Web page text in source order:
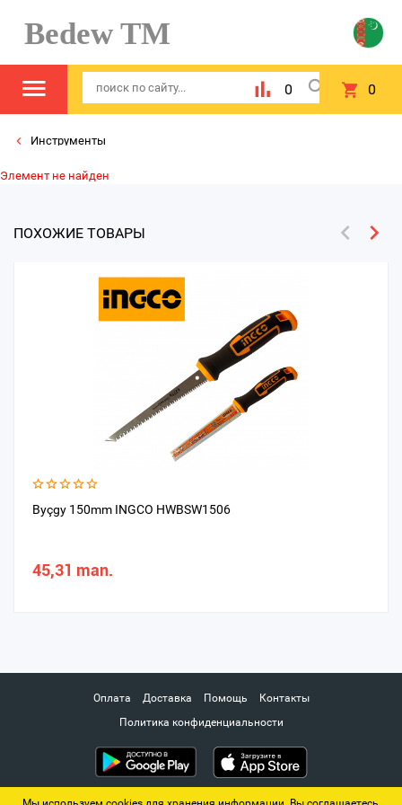
Bedew TM
0 0
Инструменты
Элемент не найден
ПОХОЖИЕ ТОВАРЫ
Byçgy 150mm INGCO HWBSW1506
45,31 man.
Оплата Доставка Помощь
Контакты
Политика конфиденциальности